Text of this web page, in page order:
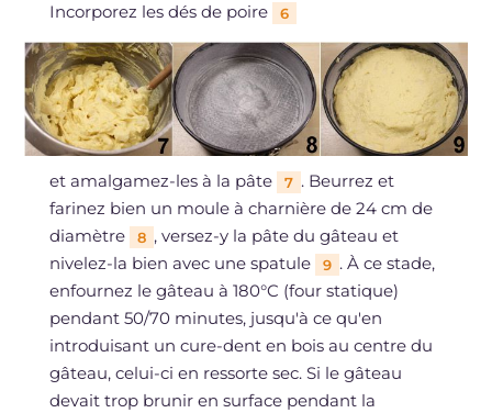
Incorporez les dés de poire
6
et amalgamez-les à la pâte 7 . Beurrez et
farinez bien un moule à charnière de 24 cm de
diamètre
8 , versez-y la pâte du gâteau et
nivelez-la bien avec une spatule
9 . À ce stade,
enfournez le gâteau à 180°C (four statique)
pendant 50/70 minutes, jusqu'à ce qu'en
introduisant un cure-dent en bois au centre du
gâteau, celui-ci en ressorte sec. Si le gâteau
devait trop brunir en surface pendant la